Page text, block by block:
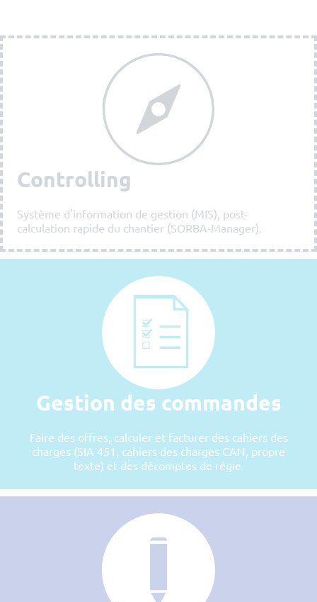
Gestion des commandes
Faire des offres, calculer et facturer des cahiers des
charges (SIA 451, cahiers des charges CAN, propre
texte) et des décomptes de régie.
Controlling
Système d'information de gestion (MIS), post-
calculation rapide du chantier (SORBA-Manager).